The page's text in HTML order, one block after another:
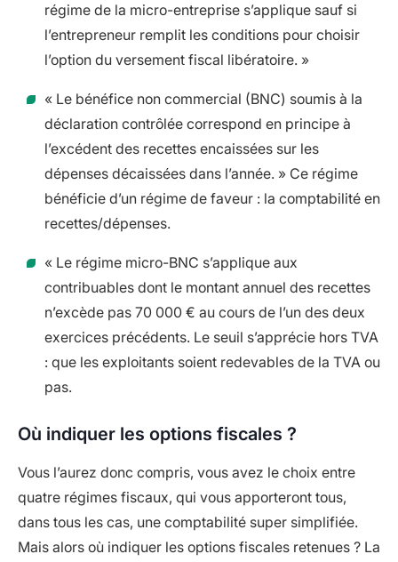
régime de la micro-entreprise s’applique sauf si
l’entrepreneur remplit les conditions pour choisir
l’option du versement fiscal libératoire. »
« Le bénéfice non commercial (BNC) soumis à la
déclaration contrôlée correspond en principe à
l’excédent des recettes encaissées sur les
dépenses décaissées dans l’année. » Ce régime
bénéficie d’un régime de faveur : la comptabilité en
recettes/dépenses.
« Le régime micro-BNC s’applique aux
contribuables dont le montant annuel des recettes
n’excède pas 70 000 € au cours de l’un des deux
exercices précédents. Le seuil s’apprécie hors TVA
: que les exploitants soient redevables de la TVA ou
pas.
Où indiquer les options fiscales ?
Vous l’aurez donc compris, vous avez le choix entre
quatre régimes fiscaux, qui vous apporteront tous,
dans tous les cas, une comptabilité super simplifiée.
Mais alors où indiquer les options fiscales retenues ? La